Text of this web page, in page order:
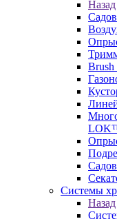
Назад
Brush
Системы
Назад